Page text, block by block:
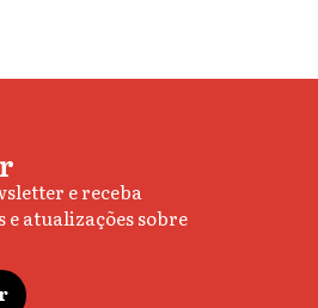
e receba
e atualizações sobre